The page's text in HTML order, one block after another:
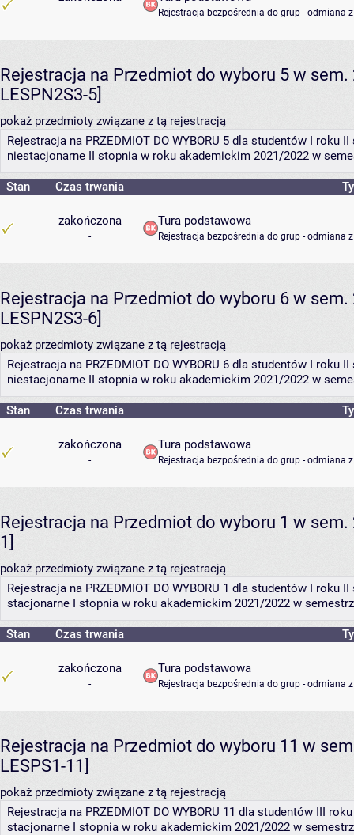
- Rejestracja bezpośrednia do grup - odmiana
Rejestracja na Przedmiot do wyboru 5 w
LESPN2S3-5]
pokaż przedmioty związane z tą rejestracją
Rejestracja na PRZEDMIOT DO WYBORU 5 dla studentów I
niestacjonarne II stopnia w roku akademickim 2021/2022 w
Stan Czas trwania
zakończona
-
Tura podstawowa
Rejestracja bezpośrednia do grup - odmiana
Rejestracja na Przedmiot do wyboru 6 w
LESPN2S3-6]
pokaż przedmioty związane z tą rejestracją
Rejestracja na PRZEDMIOT DO WYBORU 6 dla studentów I
niestacjonarne II stopnia w roku akademickim 2021/2022 w
Stan Czas trwania
zakończona
-
Tura podstawowa
Rejestracja bezpośrednia do grup - odmiana
Rejestracja na Przedmiot do wyboru 1 w sem.
1]
pokaż przedmioty związane z tą rejestracją
Rejestracja na PRZEDMIOT DO WYBORU 1 dla studentów I
stacjonarne I stopnia w roku akademickim 2021/2022 w
Stan Czas trwania
zakończona
-
Tura podstawowa
Rejestracja bezpośrednia do grup - odmiana
Rejestracja na Przedmiot do wyboru 11 w
LESPS1-11]
pokaż przedmioty związane z tą rejestracją
Rejestracja na PRZEDMIOT DO WYBORU 11 dla studentów III
stacjonarne I stopnia w roku akademickim 2021/2022 w